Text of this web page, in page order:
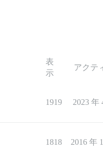
表
示
アクテ
1919 2023 年
1818 2016 年